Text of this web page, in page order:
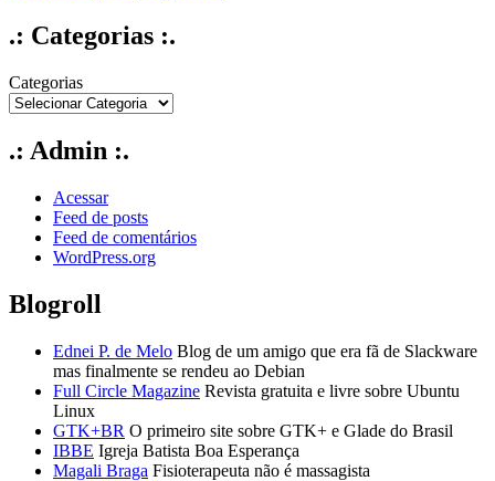
.: Categorias :.
Categorias
.: Admin :.
Acessar
Feed de posts
Feed de comentários
WordPress.org
Blogroll
Ednei P. de Melo Blog de um amigo que era fã de Slackware
mas finalmente se rendeu ao Debian
Full Circle Magazine Revista gratuita e livre sobre Ubuntu
Linux
GTK+BR O primeiro site sobre GTK+ e Glade do Brasil
IBBE Igreja Batista Boa Esperança
Magali Braga Fisioterapeuta não é massagista